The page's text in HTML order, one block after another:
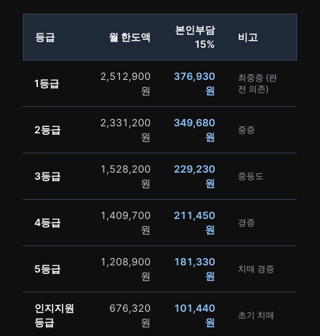
등급 월 한도액
본인부담
15%
비고
1등급
2,512,900
원
376,930
원
최중증 (완
전 의존)
2등급
2,331,200
원
349,680
원
중증
3등급
1,528,200
원
229,230
원
중등도
4등급
1,409,700
원
211,450
원
경증
5등급
1,208,900
원
181,330
원
치매 경증
인지지원
등급
676,320
원
101,440
원
초기 치매